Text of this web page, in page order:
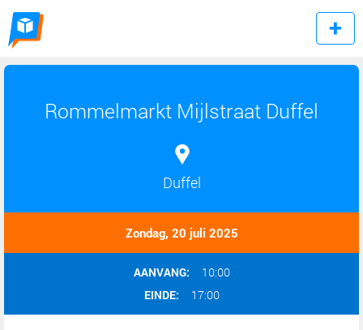
Rommelmarkt Mijlstraat Duffel
Duffel
Zondag, 20 juli 2025
AANVANG:
10:00
EINDE:
17:00